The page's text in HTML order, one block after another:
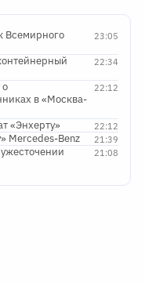
23:05
Всемирного
22:34
22:12
о
в «Москва-
22:12
«Энхерту»
21:39
Mercedes-Benz
21:08